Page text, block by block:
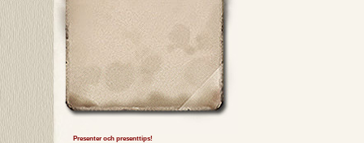
Presenter och presenttips!